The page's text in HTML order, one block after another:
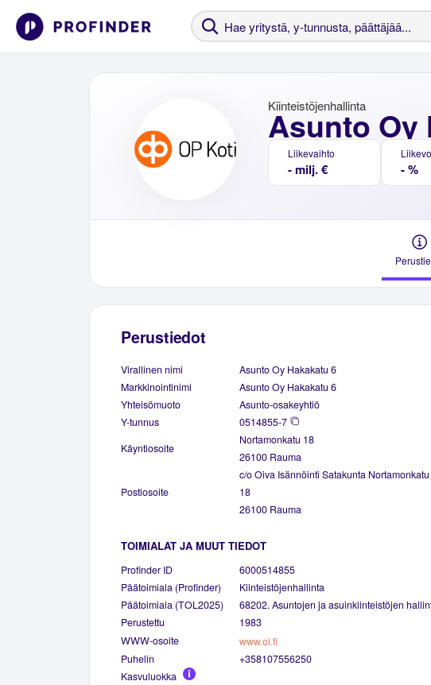
Asunto Oy
Kiinteistöjenhallinta
Liikevaihto
- milj. € - %
Perustiedot
Virallinen nimi
Asunto Oy Hakakatu 6
Markkinointinimi
Asunto Oy Hakakatu 6
Yhteisömuoto
Asunto-osakeyhtiö
Y-tunnus
0514855-7
Käyntiosoite
Nortamonkatu 18
26100 Rauma
Postiosoite
c/o Oiva Isännöinti Satakunta Nortamonkatu
18
26100 Rauma
TOIMIALAT JA MUUT TIEDOT
Profinder ID
6000514855
Päätoimiala (Profinder)
Kiinteistöjenhallinta
Päätoimiala (TOL2025)
68202. Asuntojen ja asuinkiinteistöjen
Perustettu
1983
WWW-osoite
www.oi.fi
Puhelin
+358107556250
Kasvuluokka